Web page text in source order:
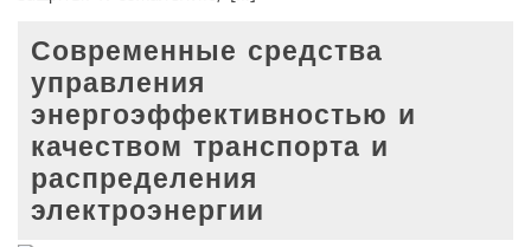
Современные средства
управления
энергоэффективностью и
качеством транспорта и
распределения
электроэнергии